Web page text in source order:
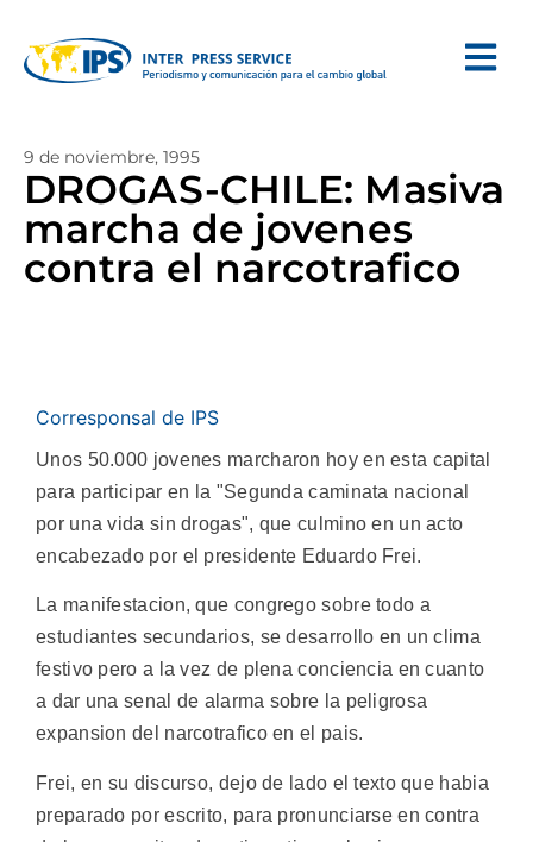
9 de noviembre, 1995
DROGAS-CHILE: Masiva
marcha de jovenes
contra el narcotrafico
Corresponsal de IPS
Unos 50.000 jovenes marcharon hoy en esta capital
para participar en la "Segunda caminata nacional
por una vida sin drogas", que culmino en un acto
encabezado por el presidente Eduardo Frei.
La manifestacion, que congrego sobre todo a
estudiantes secundarios, se desarrollo en un clima
festivo pero a la vez de plena conciencia en cuanto
a dar una senal de alarma sobre la peligrosa
expansion del narcotrafico en el pais.
Frei, en su discurso, dejo de lado el texto que habia
preparado por escrito, para pronunciarse en contra